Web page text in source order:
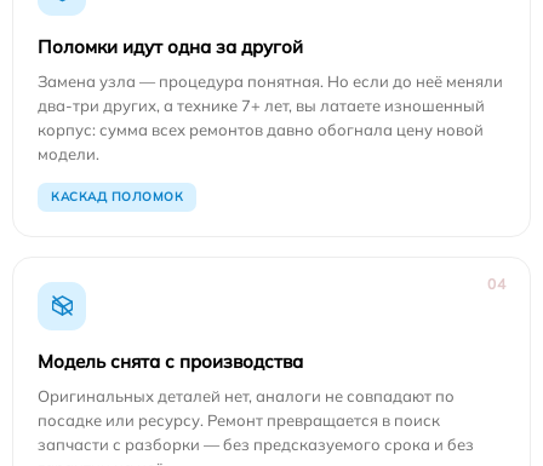
Поломки идут одна за другой
Замена узла — процедура понятная. Но если до неё меняли
два-три других, а технике 7+ лет, вы латаете изношенный
корпус: сумма всех ремонтов давно обогнала цену новой
модели.
КАСКАД ПОЛОМОК
04
Модель снята с производства
Оригинальных деталей нет, аналоги не совпадают по
посадке или ресурсу. Ремонт превращается в поиск
запчасти с разборки — без предсказуемого срока и без